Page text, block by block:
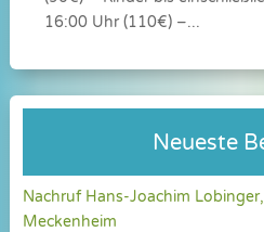
16:00 Uhr (110€) –...
Neueste
Nachruf Hans-Joachim
Meckenheim